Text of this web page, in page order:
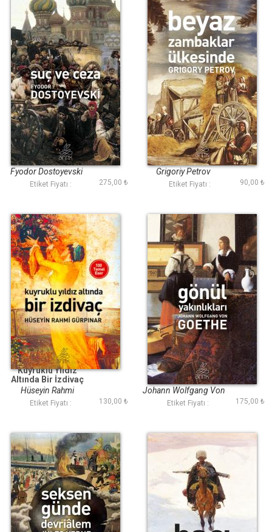
Suç ve Ceza (Antik
Dünya Klasikleri)
Fyodor Dostoyevski
Etiket Fiyatı : 275,00 ₺
Beyaz Zambaklar
Ülkesinde (Antik
Dünya Klasikleri)
Grigoriy Petrov
Etiket Fiyatı : 90,00 ₺
Kuyruklu Yıldız
Altında Bir İzdivaç
(Antik Dünya
Klasikleri)
Hüseyin Rahmi
Gürpınar
Etiket Fiyatı : 130,00 ₺
Gönül Yakınlıkları
(Antik Dünya
Klasikleri)
Johann Wolfgang Von
Goethe
Etiket Fiyatı : 175,00 ₺